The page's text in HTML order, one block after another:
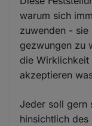
warum sich
zuwenden -
gezwungen zu
die Wirklichkeit
akzeptieren
Jeder soll gern
hinsichtlich des